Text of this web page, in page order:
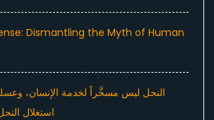
Dismantling the Myth of Human
النحل ليس مسخَّراً لخدمة الإنسان،
استغلال